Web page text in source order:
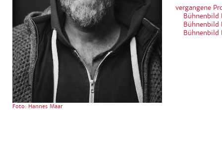
Foto: Hannes Maar
vergangene
Bühnenbild
Bühnenbild
Bühnenbild